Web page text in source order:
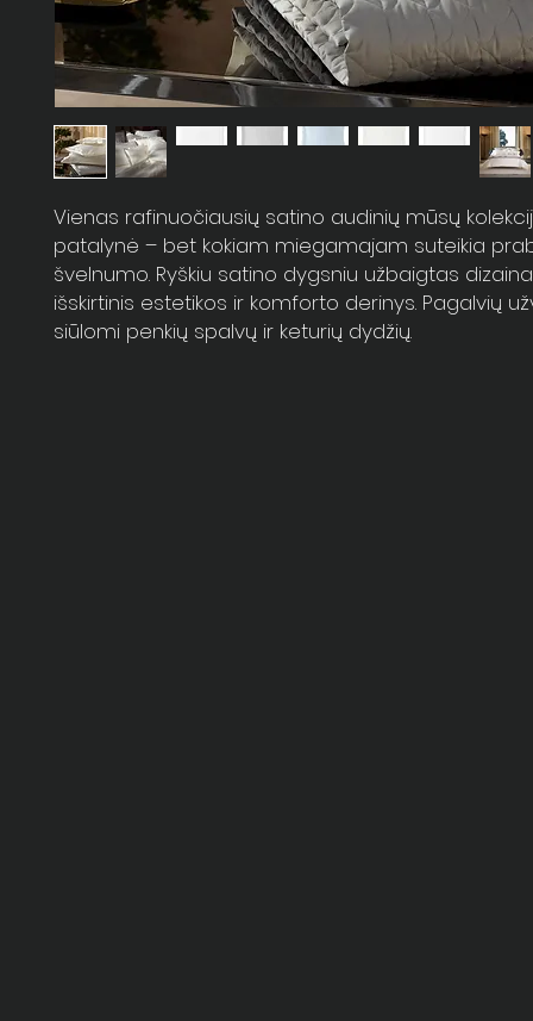
Vienas rafinuočiausių satino audinių mūsų
patalynė – bet kokiam miegamajam suteikia
švelnumo. Ryškiu satino dygsniu užbaigtas
išskirtinis estetikos ir komforto derinys. Pagalvių
siūlomi penkių spalvų ir keturių dydžių.